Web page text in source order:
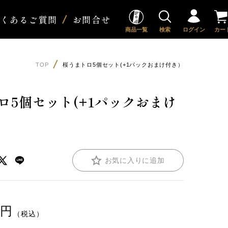
あるご質問 お問合せ
商品一覧 検索 ログイン カー
TOP 桜うまトロ5個セット(+1パックおまけ付き）
5個セット(+1パックおまけ
お気に入りに追加
円 （税込）